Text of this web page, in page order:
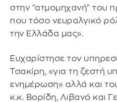
στην "ατμομηχανή" του
που τόσο νευραλγικό
την Ελλάδα μας».
Ευχαρίστησε τον
Τσακίρη, «για τη ζεστή
ενημέρωση» αλλά και
κ.κ. Βορίδη, Λιβανό και